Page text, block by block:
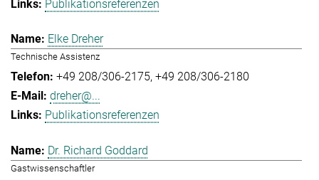
Publikationsreferenzen
Elke Dreher
Technische Assistenz
+49 208/306-2175 +49 208/306-2180
dreher@...
Publikationsreferenzen
Dr. Richard Goddard
Gastwissenschaftler